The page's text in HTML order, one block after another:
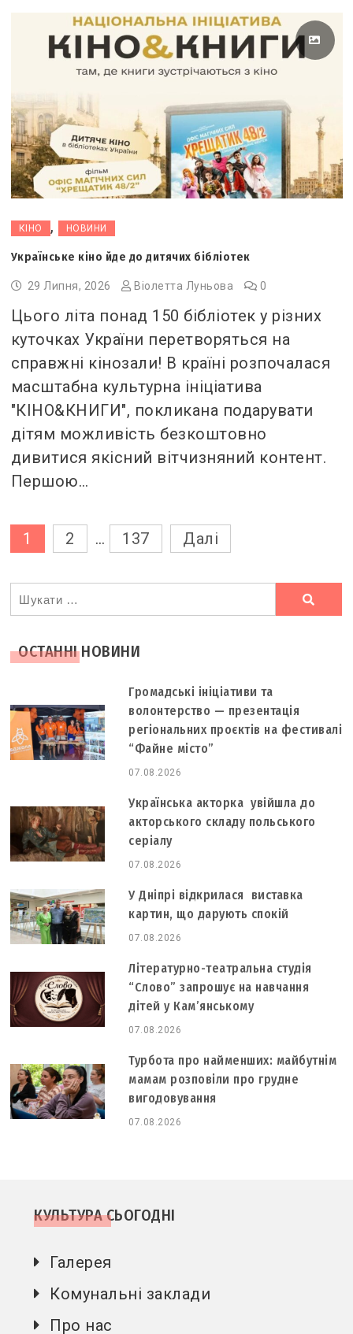
КІНО , НОВИНИ
Українське кіно йде до дитячих бібліотек
29 Липня, 2026 Віолетта Луньова 0
Цього літа понад 150 бібліотек у різних
куточках України перетворяться на
справжні кінозали! В країні розпочалася
масштабна культурна ініціатива
"КІНО&КНИГИ", покликана подарувати
дітям можливість безкоштовно
дивитися якісний вітчизняний контент.
Першою…
Пагінація
1 2 … 137 Далі
Ви
шукали
ОСТАННІ НОВИНИ
Громадські ініціативи та
волонтерство — презентація
регіональних проєктів на фестивалі
“Файне місто”
07.08.2026
Українська акторка увійшла до
акторського складу польського
серіалу
07.08.2026
У Дніпрі відкрилася виставка
картин, що дарують спокій
07.08.2026
Літературно-театральна студія
“Слово” запрошує на навчання
дітей у Кам’янському
07.08.2026
Турбота про найменших: майбутнім
мамам розповіли про грудне
вигодовування
07.08.2026
КУЛЬТУРА СЬОГОДНІ
Галерея
Комунальні заклади
Про нас